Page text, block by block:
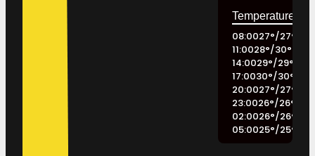
08:0027°/27°
11:0028°/30°
14:0029°/29°
17:0030°/30°
20:0027°/27°
23:0026°/26°
02:0026°/26°
05:0025°/25°